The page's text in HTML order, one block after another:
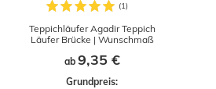
Teppichläufer Agadir Teppich
Läufer Brücke | Wunschmaß
ab 9,35 €
Grundpreis: